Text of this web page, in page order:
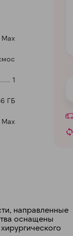
Max
1
ГБ
Max
направленные
оснащены